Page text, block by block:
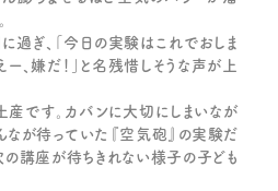
過ぎ、「今日の実験はこれでおしま
ー、嫌だ！」と名残惜しそうな声が上
です。カバンに大切にしまいなが
なが待っていた『空気砲』の実験だ
の講座が待ちきれない様子の子ども